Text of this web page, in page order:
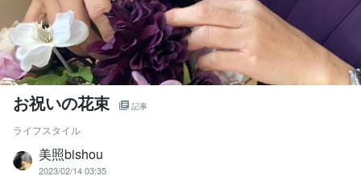
お祝いの花束 記事
ライフスタイル
美照bishou
2023/02/14 03:35